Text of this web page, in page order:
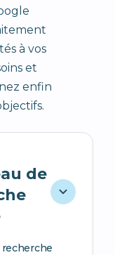
à vos
et
enfin
de
recherche